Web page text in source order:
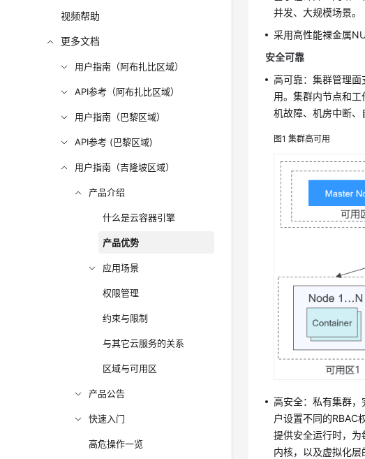
视频帮助
更多文档
用户指南（阿布扎比区域）
API参考（阿布扎比区域）
用户指南（巴黎区域）
API参考 (巴黎区域)
用户指南（吉隆坡区域）
产品介绍
什么是云容器引擎
产品优势
应用场景
权限管理
约束与限制
与其它云服务的关系
区域与可用区
产品公告
快速入门
高危操作一览
并发、大规模场景。
采用高性能裸金属
安全可靠
高可靠：集群管理
用。集群内节点和
机故障、机房中断、
图1集群高可用
高安全：私有集群
户设置不同的RBAC
提供安全运行时，
内核，以及虚拟化层